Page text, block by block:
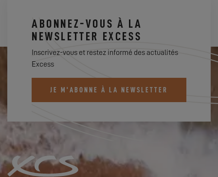
ABONNEZ-VOUS À LA
NEWSLETTER EXCESS
Inscrivez-vous et restez informé des actualités
Excess
JE M'ABONNE À LA NEWSLETTER